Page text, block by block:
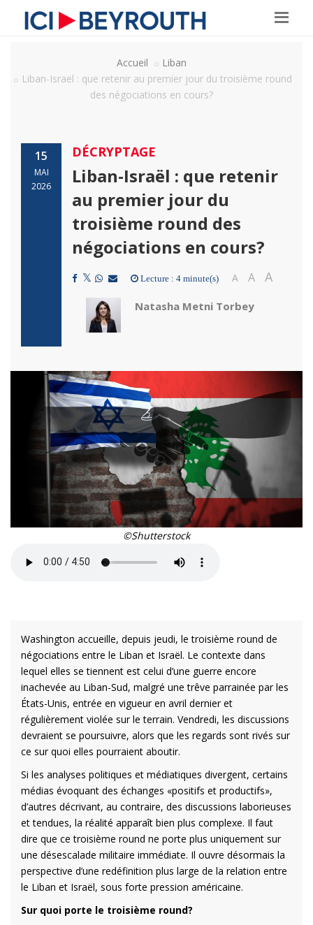
Accueil
Liban
Liban-Israël : que retenir au premier jour du troisième round
des négociations en cours?
15
MAI
2026
DÉCRYPTAGE
Liban-Israël : que retenir
au premier jour du
troisième round des
négociations en cours?
Lecture : 4 minute(s) A A A
Natasha Metni Torbey
©Shutterstock
Washington accueille, depuis jeudi, le troisième round de
négociations entre le Liban et Israël. Le contexte dans
lequel elles se tiennent est celui d’une guerre encore
inachevée au Liban-Sud, malgré une trêve parrainée par les
États-Unis, entrée en vigueur en avril dernier et
régulièrement violée sur le terrain. Vendredi, les discussions
devraient se poursuivre, alors que les regards sont rivés sur
ce sur quoi elles pourraient aboutir.
Si les analyses politiques et médiatiques divergent, certains
médias évoquant des échanges «positifs et productifs»,
d’autres décrivant, au contraire, des discussions laborieuses
et tendues, la réalité apparaît bien plus complexe. Il faut
dire que ce troisième round ne porte plus uniquement sur
une désescalade militaire immédiate. Il ouvre désormais la
perspective d’une redéfinition plus large de la relation entre
le Liban et Israël, sous forte pression américaine.
Sur quoi porte le troisième round?